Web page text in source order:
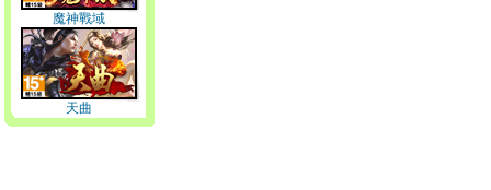
魔神戰域
天曲